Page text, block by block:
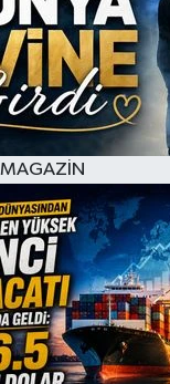
MAGAZİN